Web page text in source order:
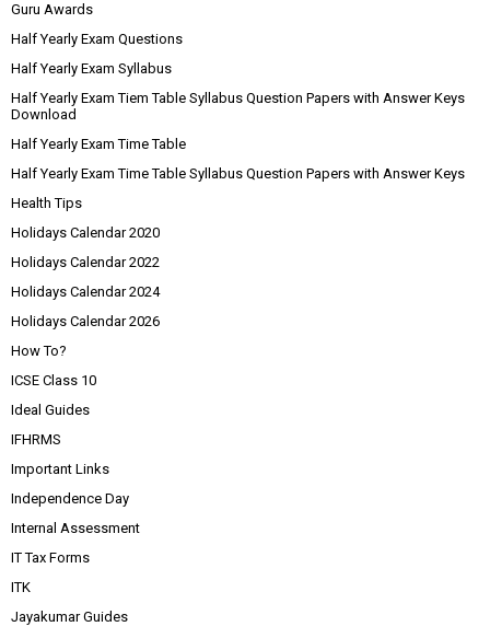
Guru Awards
Half Yearly Exam Questions
Half Yearly Exam Syllabus
Half Yearly Exam Tiem Table Syllabus Question Papers with Answer Keys
Download
Half Yearly Exam Time Table
Half Yearly Exam Time Table Syllabus Question Papers with Answer Keys
Health Tips
Holidays Calendar 2020
Holidays Calendar 2022
Holidays Calendar 2024
Holidays Calendar 2026
How To?
ICSE Class 10
Ideal Guides
IFHRMS
Important Links
Independence Day
Internal Assessment
IT Tax Forms
ITK
Jayakumar Guides